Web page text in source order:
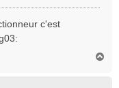
c'est